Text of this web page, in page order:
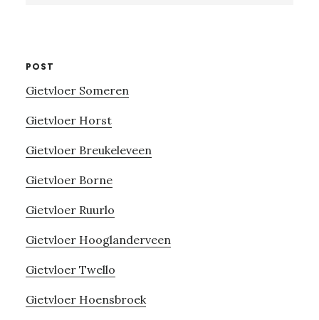
POST
Gietvloer Someren
Gietvloer Horst
Gietvloer Breukeleveen
Gietvloer Borne
Gietvloer Ruurlo
Gietvloer Hooglanderveen
Gietvloer Twello
Gietvloer Hoensbroek